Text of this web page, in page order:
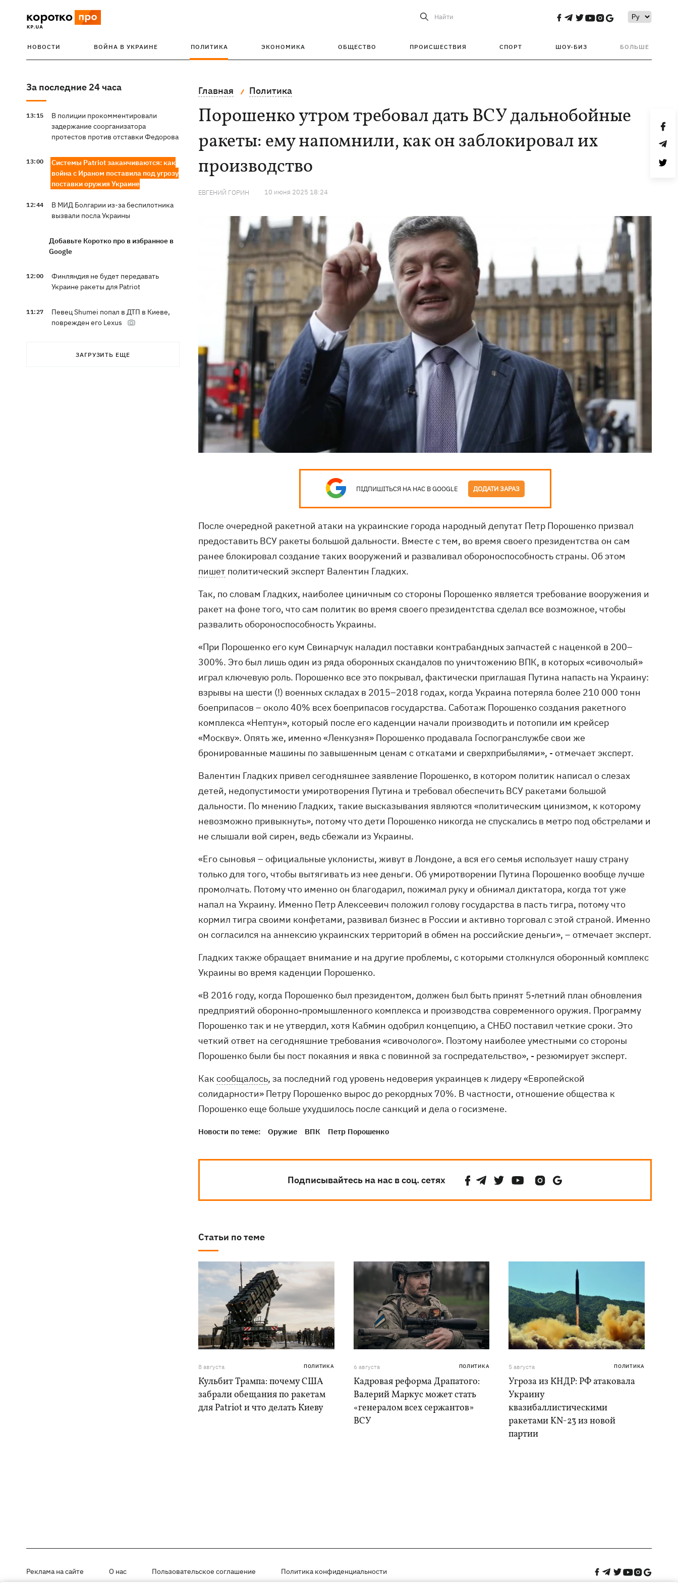
Найти
НОВОСТИ ВОЙНА В УКРАИНЕ ПОЛИТИКА ЭКОНОМИКА ОБЩЕСТВО ПРОИСШЕСТВИЯ СПОРТ ШОУ-БИЗ БОЛЬШЕ
За последние 24 часа
13:15
В полиции прокомментировали
задержание соорганизатора
протестов против отставки Федорова
13:00
Системы Patriot заканчиваются: как
война с Ираном поставила под угрозу
поставки оружия Украине
12:44
В МИД Болгарии из-за беспилотника
вызвали посла Украины
Добавьте Коротко про в избранное в
Google
12:00
Финляндия не будет передавать
Украине ракеты для Patriot
11:27
Певец Shumei попал в ДТП в Киеве,
поврежден его Lexus
летие объявил, что написал
ЗАГРУЗИТЬ ЕЩЕ
Главная Политика
Порошенко утром требовал дать ВСУ дальнобойные
ракеты: ему напомнили, как он заблокировал их
производство
ЕВГЕНИЙ ГОРИН 10 июня 2025 18:24
ПІДПИШІТЬСЯ НА НАС В GOOGLE ДОДАТИ ЗАРАЗ
После очередной ракетной атаки на украинские города народный депутат Петр Порошенко призвал
предоставить ВСУ ракеты большой дальности. Вместе с тем, во время своего президентства он сам
ранее блокировал создание таких вооружений и разваливал обороноспособность страны. Об этом
пишет политический эксперт Валентин Гладких.
Так, по словам Гладких, наиболее циничным со стороны Порошенко является требование вооружения и
ракет на фоне того, что сам политик во время своего президентства сделал все возможное, чтобы
развалить обороноспособность Украины.
«При Порошенко его кум Свинарчук наладил поставки контрабандных запчастей с наценкой в 200–
300%. Это был лишь один из ряда оборонных скандалов по уничтожению ВПК, в которых «сивочолый»
играл ключевую роль. Порошенко все это покрывал, фактически приглашая Путина напасть на Украину:
взрывы на шести (!) военных складах в 2015–2018 годах, когда Украина потеряла более 210 000 тонн
боеприпасов – около 40% всех боеприпасов государства. Саботаж Порошенко создания ракетного
комплекса «Нептун», который после его каденции начали производить и потопили им крейсер
«Москву». Опять же, именно «Ленкузня» Порошенко продавала Госпогранслужбе свои же
бронированные машины по завышенным ценам с откатами и сверхприбылями», - отмечает эксперт.
Валентин Гладких привел сегодняшнее заявление Порошенко, в котором политик написал о слезах
детей, недопустимости умиротворения Путина и требовал обеспечить ВСУ ракетами большой
дальности. По мнению Гладких, такие высказывания являются «политическим цинизмом, к которому
невозможно привыкнуть», потому что дети Порошенко никогда не спускались в метро под обстрелами и
не слышали вой сирен, ведь сбежали из Украины.
«Его сыновья – официальные уклонисты, живут в Лондоне, а вся его семья использует нашу страну
только для того, чтобы вытягивать из нее деньги. Об умиротворении Путина Порошенко вообще лучше
промолчать. Потому что именно он благодарил, пожимал руку и обнимал диктатора, когда тот уже
напал на Украину. Именно Петр Алексеевич положил голову государства в пасть тигра, потому что
кормил тигра своими конфетами, развивал бизнес в России и активно торговал с этой страной. Именно
он согласился на аннексию украинских территорий в обмен на российские деньги», – отмечает эксперт.
Гладких также обращает внимание и на другие проблемы, с которыми столкнулся оборонный комплекс
Украины во время каденции Порошенко.
«В 2016 году, когда Порошенко был президентом, должен был быть принят 5-летний план обновления
предприятий оборонно-промышленного комплекса и производства современного оружия. Программу
Порошенко так и не утвердил, хотя Кабмин одобрил концепцию, а СНБО поставил четкие сроки. Это
четкий ответ на сегодняшние требования «сивочолого». Поэтому наиболее уместными со стороны
Порошенко были бы пост покаяния и явка с повинной за госпредательство», - резюмирует эксперт.
Каксообщалось, за последний год уровень недоверия украинцев к лидеру «Европейской
солидарности» Петру Порошенко вырос до рекордных 70%. В частности, отношение общества к
Порошенко еще больше ухудшилось после санкций и дела о госизмене.
Новости по теме: Оружие ВПК Петр Порошенко
Подписывайтесь на нас в соц. сетях
Статьи по теме
8 августа ПОЛИТИКА
Кульбит Трампа: почему США
забрали обещания по ракетам
для Patriot и что делать Киеву
6 августа ПОЛИТИКА
Кадровая реформа Драпатого:
Валерий Маркус может стать
«генералом всех сержантов»
ВСУ
5 августа ПОЛИТИКА
Угроза из КНДР: РФ атаковала
Украину
квазибаллистическими
ракетами KN-23 из новой
партии
Реклама на сайте О нас Пользовательское соглашение Политика конфиденциальности